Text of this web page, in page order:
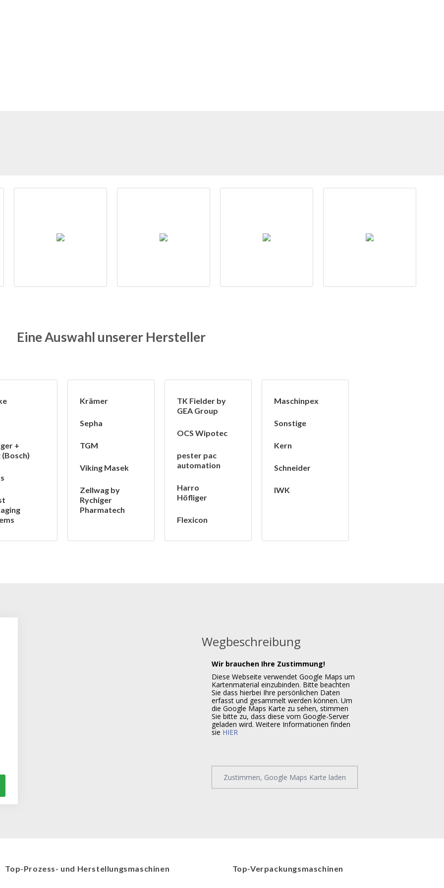
Eine Auswahl unserer Hersteller
+
Krämer
Sepha
TGM
Viking Masek
Zellwag by
Rychiger
Pharmatech
TK Fielder by
GEA Group
OCS Wipotec
pester pac
automation
Harro
Höfliger
Flexicon
Maschinpex
Sonstige
Kern
Schneider
IWK
Wegbeschreibung
Wir brauchen Ihre Zustimmung!
Diese Webseite verwendet Google Maps um
Kartenmaterial einzubinden. Bitte beachten
Sie dass hierbei Ihre persönlichen Daten
erfasst und gesammelt werden können. Um
die Google Maps Karte zu sehen, stimmen
Sie bitte zu, dass diese vom Google-Server
geladen wird. Weitere Informationen finden
sie HIER
Zustimmen, Google Maps Karte laden
Top-Prozess- und Herstellungsmaschinen Top-Verpackungsmaschinen